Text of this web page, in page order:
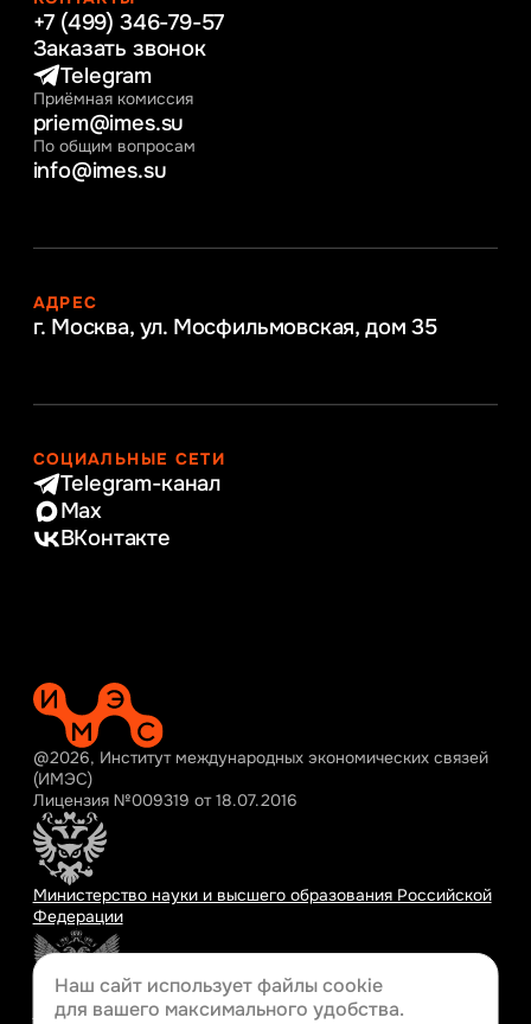
+7 (499) 346-79-57
Заказать звонок
Telegram
Приёмная комиссия
priem@imes.su
По общим вопросам
info@imes.su
АДРЕС
г. Москва, ул. Мосфильмовская, дом 35
СОЦИАЛЬНЫЕ СЕТИ
Telegram-канал
Max
ВКонтакте
@2026, Институт международных экономических связей
(ИМЭС)
Лицензия №009319 от 18.07.2016
Министерство науки и высшего образования Российской
Федерации
Министерство просвещения Российской Федерации
Наш сайт использует файлы cookie
для вашего максимального удобства.